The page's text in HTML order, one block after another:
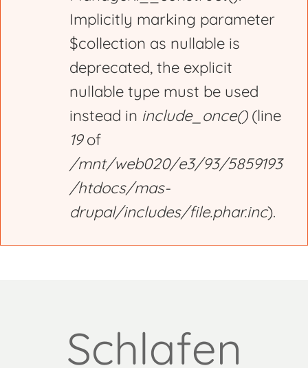
Implicitly marking parameter
$collection as nullable is
deprecated, the explicit
nullable type must be used
instead in include_once()(line
19of
/mnt/web020/e3/93/5859193
/htdocs/mas-
drupal/includes/file.phar.inc).
Schlafen